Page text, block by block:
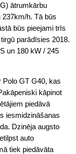
ātrumkārbu
h. Tā būs
būs pieejami trīs
un 180 kW / 245
Polo GT G40, kas
kāpinot
piedāvā
iesmidzināšanas
Dzinēja augsto
auto
tiek piedāvāta